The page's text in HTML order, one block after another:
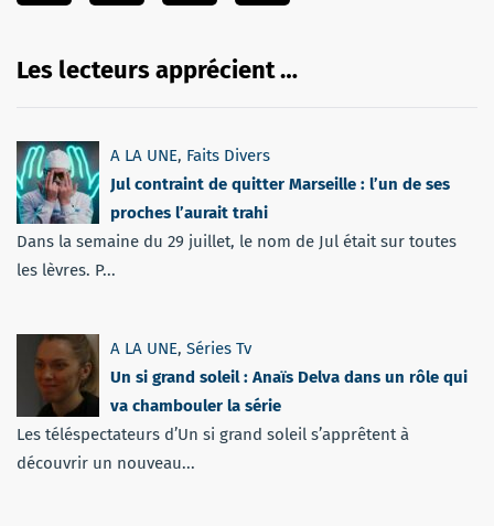
Les lecteurs apprécient …
A LA UNE, Faits Divers
Jul contraint de quitter Marseille : l’un de ses
proches l’aurait trahi
Dans la semaine du 29 juillet, le nom de Jul était sur toutes
les lèvres. P...
A LA UNE, Séries Tv
Un si grand soleil : Anaïs Delva dans un rôle qui
va chambouler la série
Les téléspectateurs d’Un si grand soleil s’apprêtent à
découvrir un nouveau...